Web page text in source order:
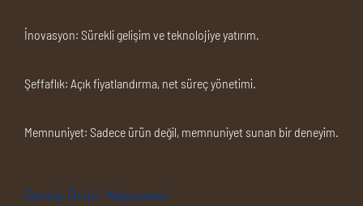
İnovasyon: Sürekli gelişim ve teknolojiye yatırım.
Şeffaflık: Açık fiyatlandırma, net süreç yönetimi.
Memnuniyet: Sadece ürün değil, memnuniyet sunan bir deneyim.
Geniş Ürün Yelpazesi